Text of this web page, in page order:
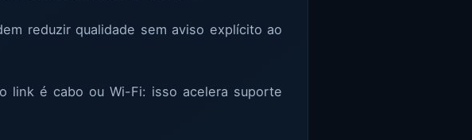
reduzir qualidade sem aviso explícito ao
link é cabo ou Wi-Fi: isso acelera suporte